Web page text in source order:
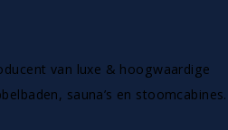
van luxe & hoogwaardige
sauna’s en stoomcabines.